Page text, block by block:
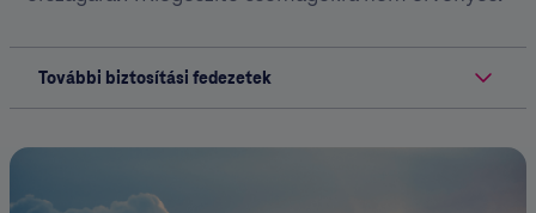
További biztosítási fedezetek